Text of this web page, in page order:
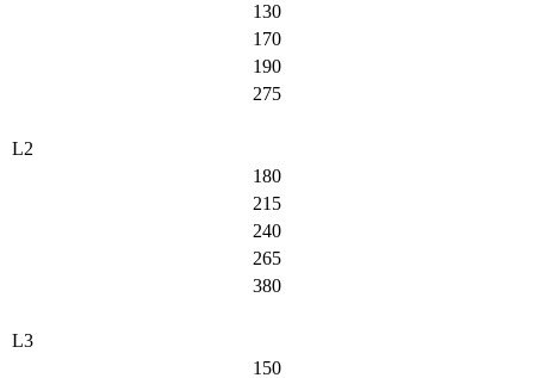
130
170
190
275
L2
180
215
240
265
380
L3
150